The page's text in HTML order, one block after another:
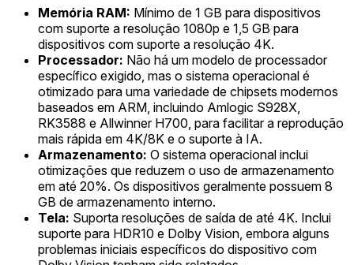
Memória RAM: Mínimo de 1 GB para dispositivos
com suporte a resolução 1080p e 1,5 GB para
dispositivos com suporte a resolução 4K.
Processador: Não há um modelo de processador
específico exigido, mas o sistema operacional é
otimizado para uma variedade de chipsets modernos
baseados em ARM, incluindo Amlogic S928X,
RK3588 e Allwinner H700, para facilitar a reprodução
mais rápida em 4K/8K e o suporte à IA.
Armazenamento: O sistema operacional inclui
otimizações que reduzem o uso de armazenamento
em até 20%. Os dispositivos geralmente possuem 8
GB de armazenamento interno.
Tela: Suporta resoluções de saída de até 4K. Inclui
suporte para HDR10 e Dolby Vision, embora alguns
problemas iniciais específicos do dispositivo com